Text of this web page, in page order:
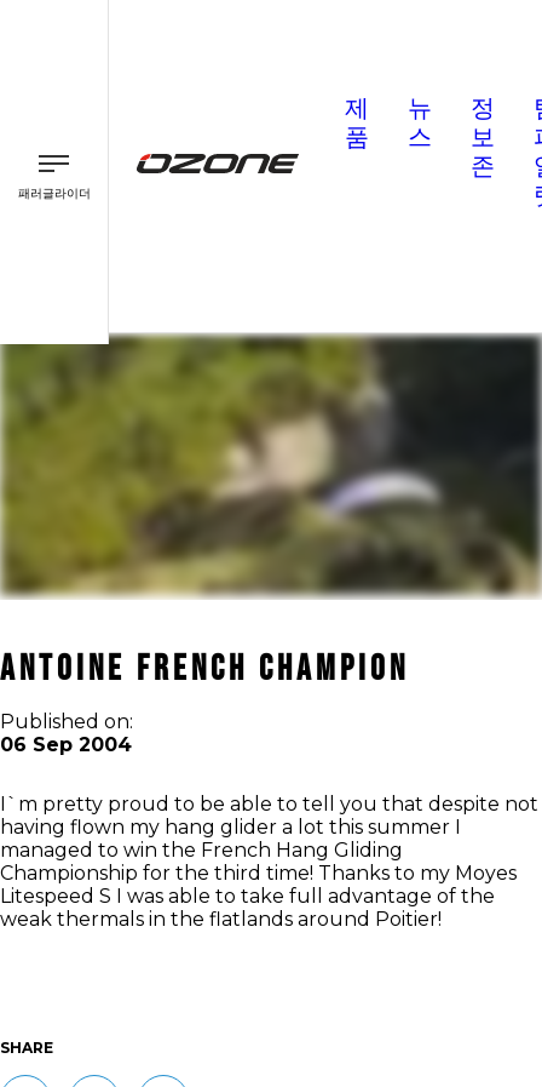
패러글라이더
제
품
뉴
스
정
보
존
Antoine French Champion
Published on:
06 Sep 2004
I`m pretty proud to be able to tell you that despite not
having flown my hang glider a lot this summer I
managed to win the French Hang Gliding
Championship for the third time! Thanks to my Moyes
Litespeed S I was able to take full advantage of the
weak thermals in the flatlands around Poitier!
SHARE